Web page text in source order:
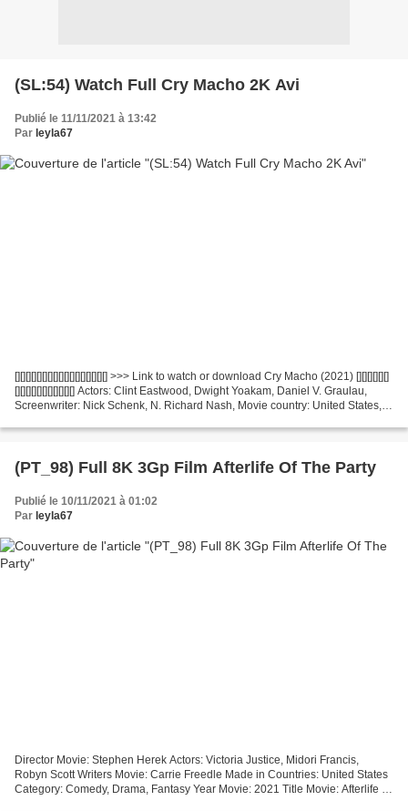
(SL:54) Watch Full Cry Macho 2K Avi
Publié le 11/11/2021 à 13:42
Par leyla67
[][][][][][][][][][][][][][][][][] >>> Link to watch or download Cry Macho (2021) [][][][][][]
[][][][][][][][][][][] Actors: Clint Eastwood, Dwight Yoakam, Daniel V. Graulau,
Screenwriter: Nick Schenk, N. Richard Nash, Movie country: United States,
(PT_98) Full 8K 3Gp Film Afterlife Of The Party
Publié le 10/11/2021 à 01:02
Par leyla67
Director Movie: Stephen Herek Actors: Victoria Justice, Midori Francis,
Robyn Scott Writers Movie: Carrie Freedle Made in Countries: United States
Category: Comedy, Drama, Fantasy Year Movie: 2021 Title Movie: Afterlife of